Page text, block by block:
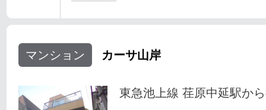
マンション カーサ山岸
東急池上線 荏原中延駅か